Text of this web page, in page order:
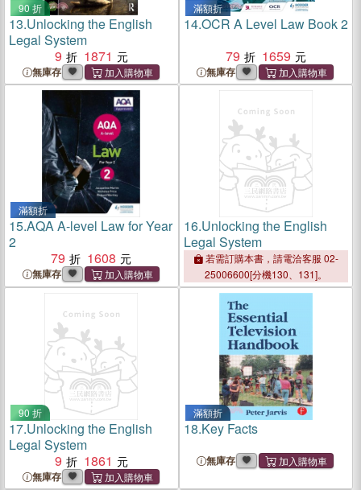
90 折
13.Unlocking the English
Legal System
9
1871
無庫存
滿額折
14.OCR A Level Law Book 2
79
1659
無庫存
滿額折
15.AQA A-level Law for Year
2
79
1608
無庫存
16.Unlocking the English
Legal System
若需訂購本書，請電洽客服 02-
25006600[分機130、131]。
90 折
17.Unlocking the English
Legal System
9
1861
無庫存
滿額折
18.Key Facts
無庫存